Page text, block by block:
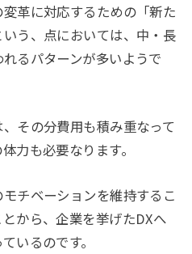
革に対応するための「新た
う、点においては、中・長
るパターンが多いようで
その分費用も積み重なって
力も必要なります。
チベーションを維持するこ
から、企業を挙げたDXへ
いるのです。